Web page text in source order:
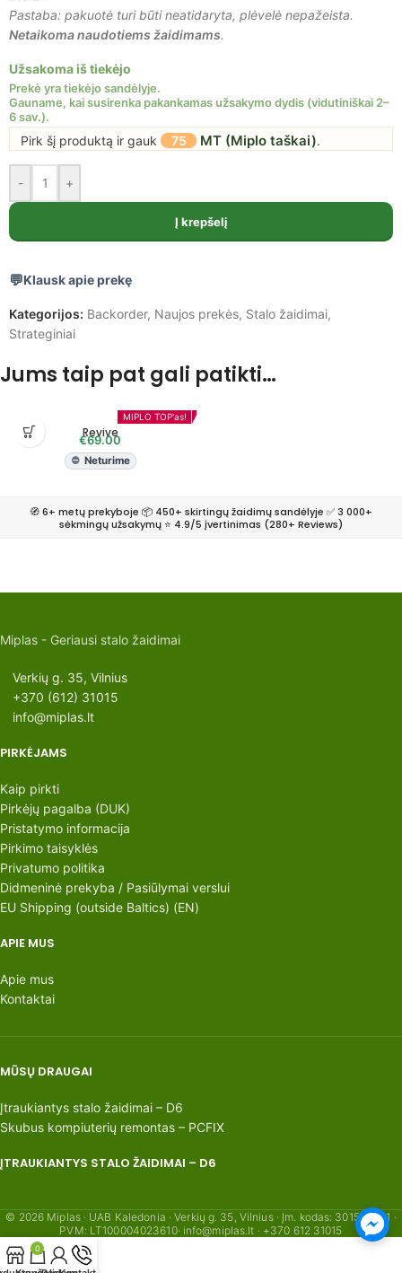
Pastaba: pakuotė turi būti neatidaryta, plėvelė nepažeista.
Netaikoma naudotiems žaidimams.
Užsakoma iš tiekėjo
Pirk šį produktą ir gauk 75 MT (Miplo taškai).
- +
Į krepšelį
Klausk apie prekę
Kategorijos: Backorder, Naujos prekės, Stalo žaidimai,
Strateginiai
Jums taip pat gali patikti…
MIPLO TOP'as!
Revive
€69.00
Neturime
🧭 6+ metų prekyboje 📦 450+ skirtingų žaidimų sandėlyje ✅ 3 000+
sėkmingų užsakymų ⭐ 4.9/5 įvertinimas (280+ Reviews)
Miplas - Geriausi stalo žaidimai
Verkių g. 35, Vilnius
+370 (612) 31015
info@miplas.lt
PIRKĖJAMS
Kaip pirkti
Pirkėjų pagalba (DUK)
Pristatymo informacija
Pirkimo taisyklės
Privatumo politika
Didmeninė prekyba / Pasiūlymai verslui
EU Shipping (outside Baltics) (EN)
APIE MUS
Apie mus
Kontaktai
MŪSŲ DRAUGAI
Įtraukiantys stalo žaidimai – D6
Skubus kompiuterių remontas – PCFIX
ĮTRAUKIANTYS STALO ŽAIDIMAI – D6
© 2026 Miplas · UAB Kaledonia · Verkių g. 35, Vilnius · Įm. kodas: 301554621 ·
PVM: LT100004023610· info@miplas.lt · +370 612 31015
0